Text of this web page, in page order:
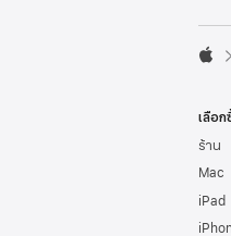
e
o
e
r

p
l
e
เลือก
ร้าน
Mac
iPad